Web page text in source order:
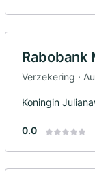
Verzekering ·
Koningin
0.0